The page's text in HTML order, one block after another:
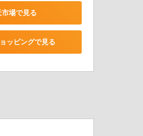
市場で見る
ッピングで見る